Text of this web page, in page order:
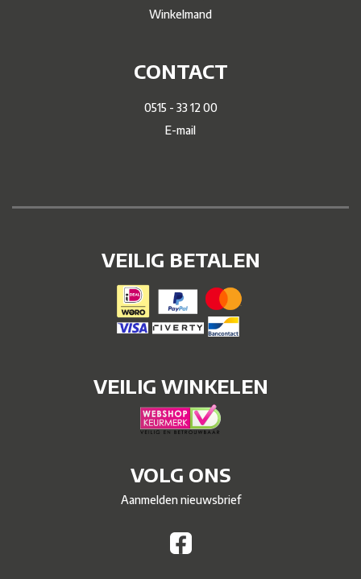
Winkelmand
CONTACT
0515 - 33 12 00
E-mail
VEILIG BETALEN
VEILIG WINKELEN
VOLG ONS
Aanmelden nieuwsbrief